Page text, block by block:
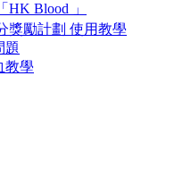
HK Blood 」
獎勵計劃 使用教學
題
教學